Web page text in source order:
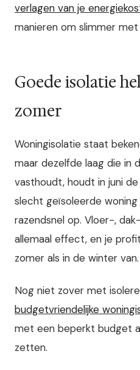
verlagen van je
manieren om slimmer
Goede isolatie
zomer
Woningisolatie staat
maar dezelfde laag die in
vasthoudt, houdt in juni
slecht geïsoleerde
razendsnel op. Vloer-,
allemaal effect, en je
zomer als in de winter van.
Nog niet zover met
budgetvriendelijke
met een beperkt budget
zetten.